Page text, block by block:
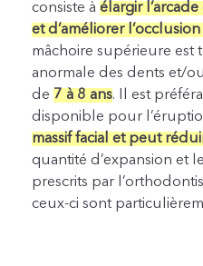
consiste àélargir
et d’améliorer
mâchoire supérieure est
anormale des dents et/
de 7 à 8 ans. Il est
disponible pour
massif facial et peut
quantité d’expansion et
prescrits par
ceux-ci sont